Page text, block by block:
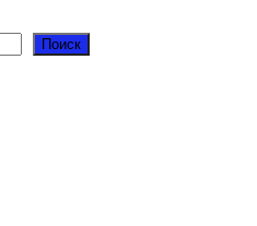
Поиск